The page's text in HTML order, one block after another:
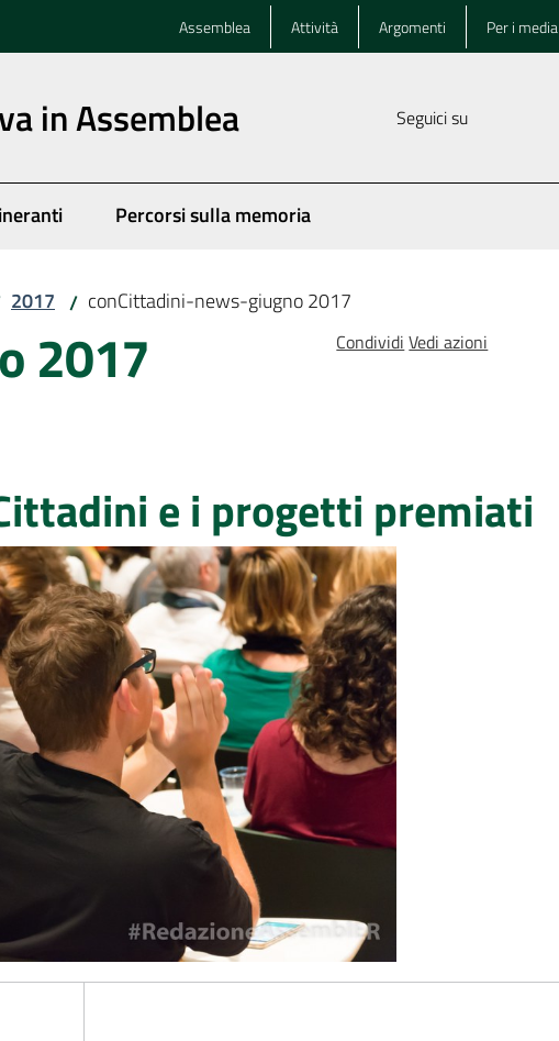
Assemblea Attività Argomenti Per i media
in Assemblea Seguici su
Percorsi sulla memoria
2017 / conCittadini-news-giugno 2017
2017 Condividi Vedi azioni
e i progetti premiati